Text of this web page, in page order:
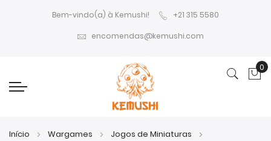
Bem-vindo(a) à Kemushi! +21 315 5580
encomendas@kemushi.com
0
Início Wargames
Jogos de Miniaturas